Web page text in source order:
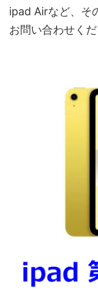
ipad Airなど、そ
お問い合わせくだ